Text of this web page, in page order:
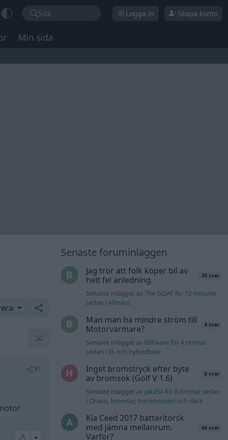
Sök Logga in Skapa konto
Min sida
#1
All reactions
Senaste foruminläggen
Jag tror att folk köper bil av
helt fel anledning.
30 svar
Senaste inlägget avThe-GOAT för 12 minuter
sedan iAllmänt
Man man ha mindre ström till
Motorvärmare?
4 svar
Senaste inlägget av BilFixare för 4 timmar
sedan i El- och hybridbilar
Inget bromstryck efter byte
av bromsok (Golf V 1.6)
6 svar
Senaste inlägget av jaka54 för 8 timmar sedan
i Chassi, bromsar, transmission och däck
Kia Ceed 2017 batteritorsk
med jämna mellanrum.
Varför?
46 svar